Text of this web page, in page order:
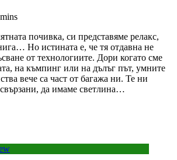
почивка, си представяме релакс,
Но истината е, че тя отдавна не
от технологиите. Дори когато сме
на къмпинг или на дълъг път, умните
вече са част от багажа ни. Те ни
да имаме светлина…